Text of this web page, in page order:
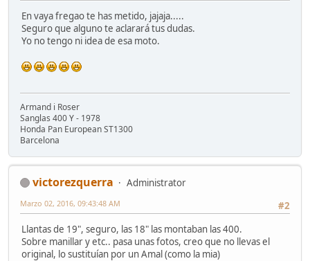
En vaya fregao te has metido, jajaja.....
Seguro que alguno te aclarará tus dudas.
Yo no tengo ni idea de esa moto.
Armand i Roser
Sanglas 400 Y - 1978
Honda Pan European ST1300
Barcelona
victorezquerra
Administrator
#2
Marzo 02, 2016, 09:43:48 AM
Llantas de 19", seguro, las 18" las montaban las 400.
Sobre manillar y etc.. pasa unas fotos, creo que no llevas el
original, lo sustituían por un Amal (como la mia)